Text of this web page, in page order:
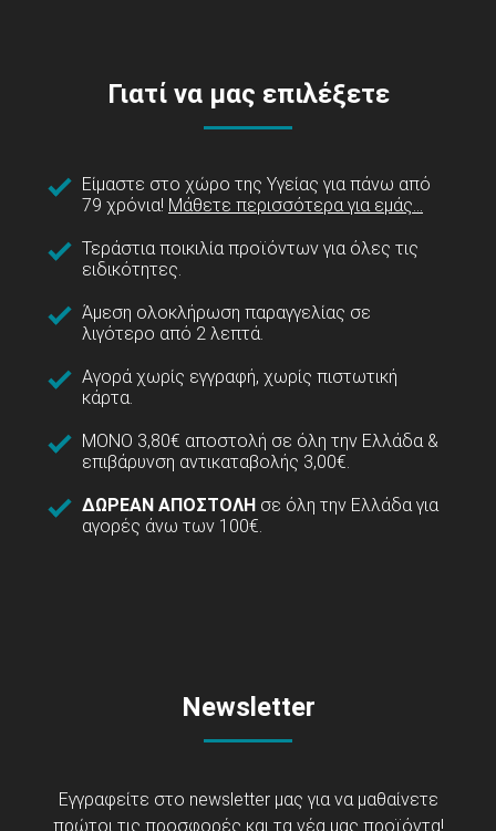
Γιατί να μας επιλέξετε
Είμαστε στο χώρο της Υγείας για πάνω από
79 χρόνια! Μάθετε περισσότερα για εμάς...
Τεράστια ποικιλία προϊόντων για όλες τις
ειδικότητες.
Άμεση ολοκλήρωση παραγγελίας σε
λιγότερο από 2 λεπτά.
Αγορά χωρίς εγγραφή, χωρίς πιστωτική
κάρτα.
ΜΟΝΟ 3,80€ αποστολή σε όλη την Ελλάδα &
επιβάρυνση αντικαταβολής 3,00€.
ΔΩΡΕΑΝ ΑΠΟΣΤΟΛΗ σε όλη την Ελλάδα για
αγορές άνω των 100€.
Newsletter
Εγγραφείτε στο newsletter μας για να μαθαίνετε
πρώτοι τις προσφορές και τα νέα μας προϊόντα!